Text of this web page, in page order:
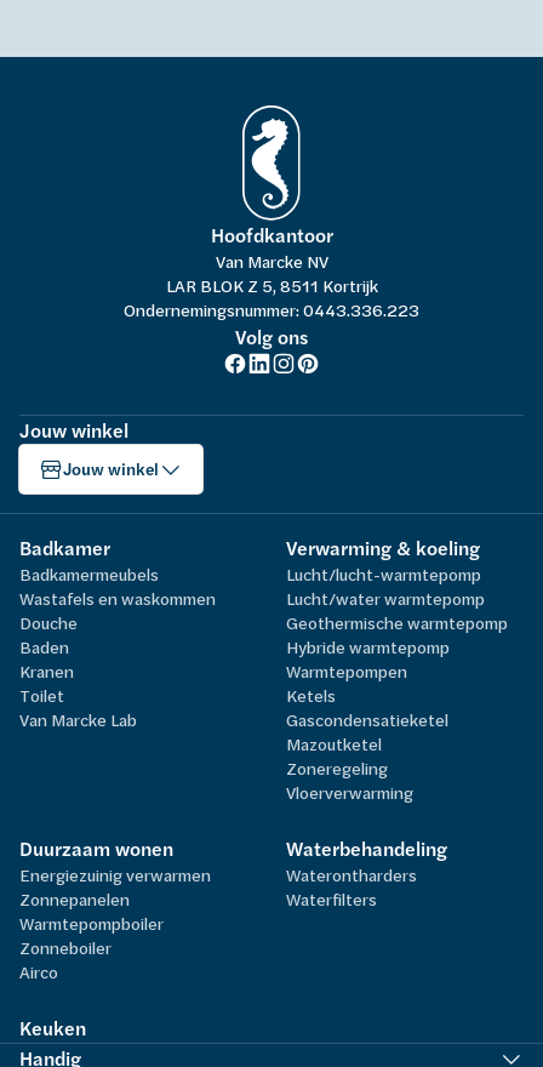
Hoofdkantoor
Van Marcke NV
LAR BLOK Z 5, 8511 Kortrijk
Ondernemingsnummer: 0443.336.223
Volg ons
Jouw winkel
Jouw winkel
Badkamer
Badkamermeubels
Wastafels en waskommen
Douche
Baden
Kranen
Toilet
Van Marcke Lab
Verwarming & koeling
Lucht/lucht-warmtepomp
Lucht/water warmtepomp
Geothermische warmtepomp
Hybride warmtepomp
Warmtepompen
Ketels
Gascondensatieketel
Mazoutketel
Zoneregeling
Vloerverwarming
Duurzaam wonen
Energiezuinig verwarmen
Zonnepanelen
Warmtepompboiler
Zonneboiler
Airco
Waterbehandeling
Waterontharders
Waterfilters
Keuken
Handig